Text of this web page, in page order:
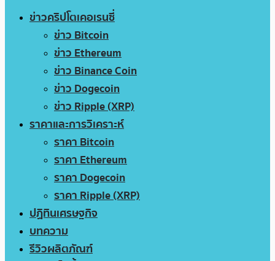
ข่าวคริปโตเคอเรนซี่
ข่าว Bitcoin
ข่าว Ethereum
ข่าว Binance Coin
ข่าว Dogecoin
ข่าว Ripple (XRP)
ราคาและการวิเคราะห์
ราคา Bitcoin
ราคา Ethereum
ราคา Dogecoin
ราคา Ripple (XRP)
ปฏิทินเศรษฐกิจ
บทความ
รีวิวผลิตภัณฑ์